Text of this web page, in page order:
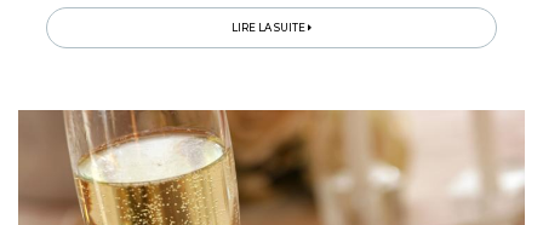
Marins de Saint-Malo qui, en 2013, ont fêté leurs 50 ans.
LIRE LA SUITE